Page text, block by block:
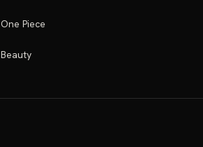
One Piece
Beauty